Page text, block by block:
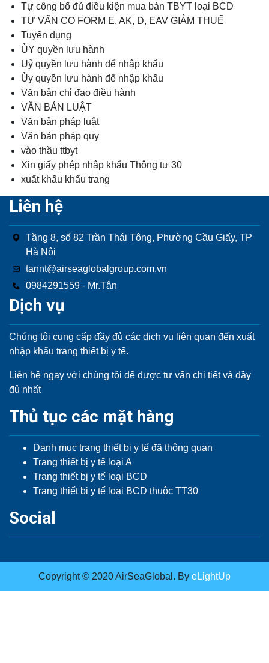
Tự công bố đủ điều kiện mua bán TBYT loại BCD
TƯ VẤN CO FORM E, AK, D, EAV GIẢM THUẾ
Tuyển dụng
ỦY quyền lưu hành
Uỷ quyền lưu hành để nhập khẩu
Ủy quyền lưu hành để nhập khẩu
Văn bản chỉ đạo điều hành
VĂN BẢN LUẬT
Văn bản pháp luật
Văn bản pháp quy
vào thầu ttbyt
Xin giấy phép nhập khẩu Thông tư 30
xuất khẩu khẩu trang
Liên hệ
Tầng 8, số 82 Trần Thái Tông, Phường Cầu Giấy, TP
Hà Nội
tannt@airseaglobalgroup.com.vn
0984291559 - Mr.Tân
Dịch vụ
Chúng tôi cung cấp đầy đủ các dịch vụ liên quan đến xuất
nhập khẩu trang thiết bị y tế.
Liên hệ ngay với chúng tôi để được tư vấn chi tiết và đầy
đủ nhất
Thủ tục các mặt hàng
Danh mục trang thiết bị y tế đã thông quan
Trang thiết bị y tế loại A
Trang thiết bị y tế loại BCD
Trang thiết bị y tế loại BCD thuộc TT30
Social
Copyright © 2020 AirSeaGlobal. By eLightUp